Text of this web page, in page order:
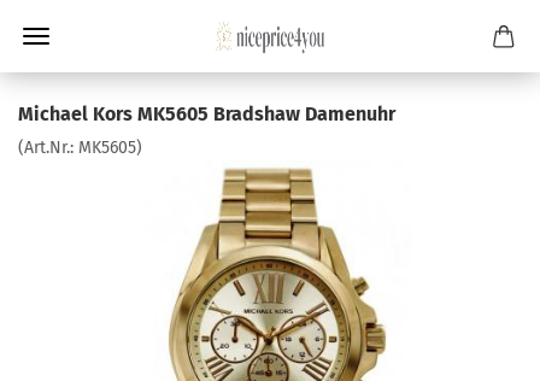
Michael Kors MK5605 Bradshaw Damenuhr
(Art.Nr.: MK5605)